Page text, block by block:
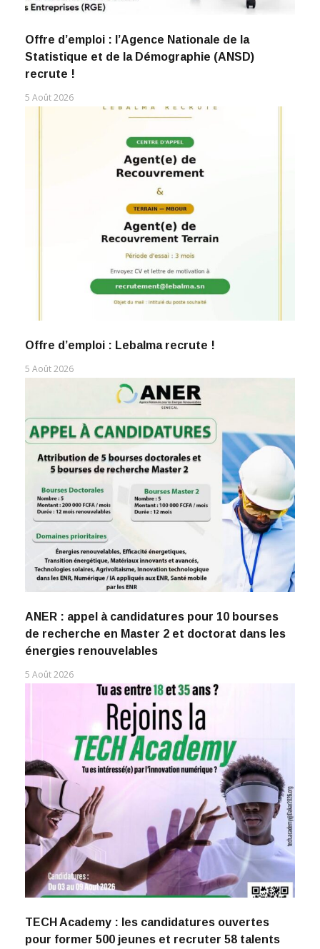
Offre d’emploi : l’Agence Nationale de la
Statistique et de la Démographie (ANSD)
recrute !
5 Août 2026
Offre d’emploi : Lebalma recrute !
5 Août 2026
ANER : appel à candidatures pour 10 bourses
de recherche en Master 2 et doctorat dans les
énergies renouvelables
5 Août 2026
TECH Academy : les candidatures ouvertes
pour former 500 jeunes et recruter 58 talents